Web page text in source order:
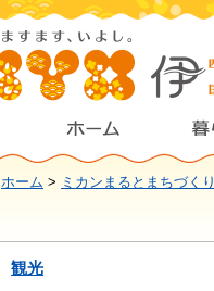
ホーム > ミカンまるとまちづくり
観光